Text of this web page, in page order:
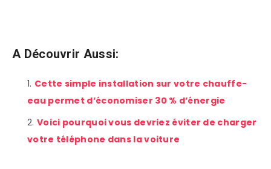
A Découvrir Aussi:
Cette simple installation sur votre chauffe-
eau permet d’économiser 30 % d’énergie
Voici pourquoi vous devriez éviter de charger
votre téléphone dans la voiture